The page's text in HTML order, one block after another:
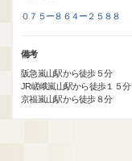
０７５ー８６４ー２５８８
備考
阪急嵐山駅から徒歩５分
JR嵯峨嵐山駅から徒歩１５分
京福嵐山駅から徒歩８分